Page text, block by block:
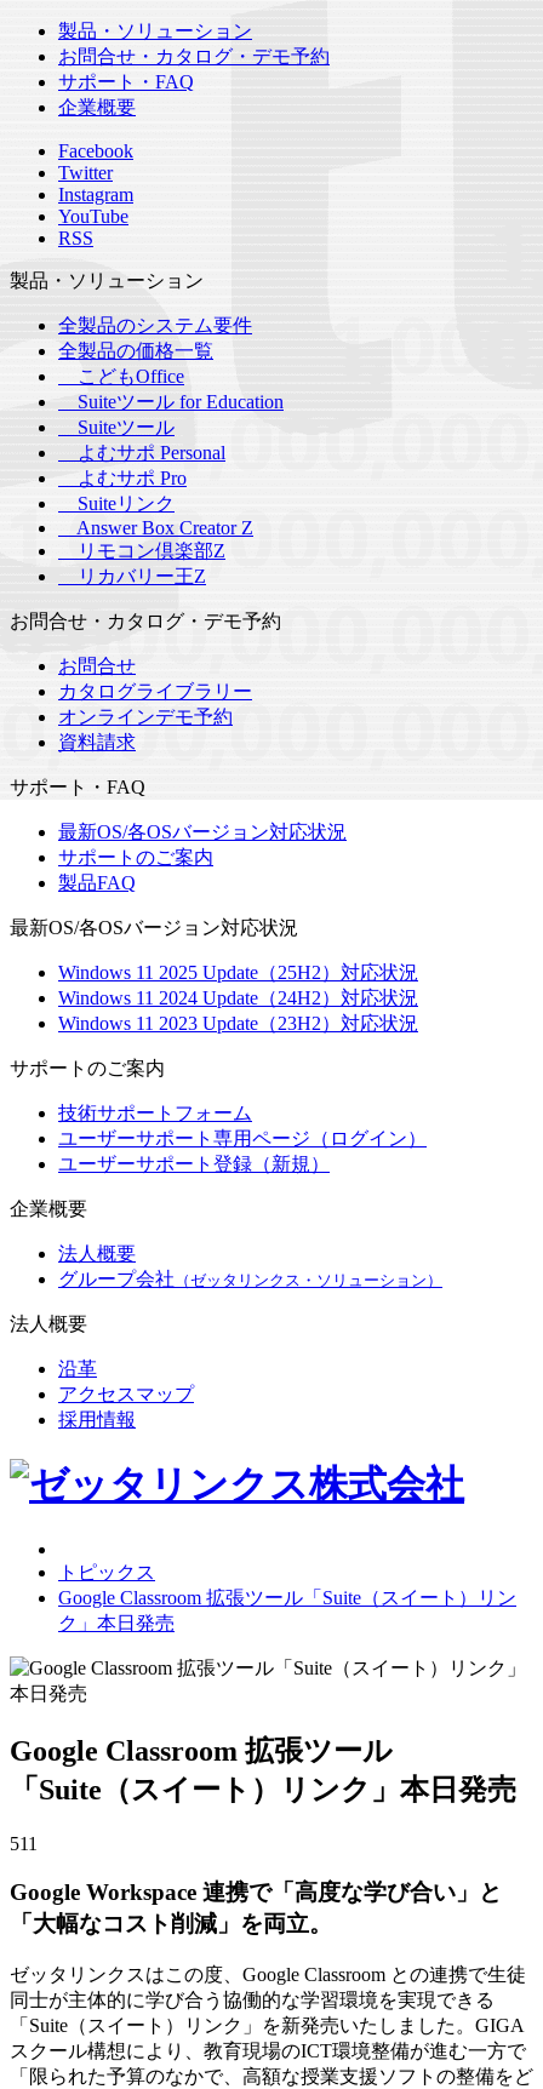
製品・ソリューション
お問合せ・カタログ・デモ予約
サポート・FAQ
企業概要
Facebook
Twitter
Instagram
YouTube
RSS
製品・ソリューション
全製品のシステム要件
全製品の価格一覧
こどもOffice
Suiteツール for Education
Suiteツール
よむサポ Personal
よむサポ Pro
Suiteリンク
Answer Box Creator Z
リモコン倶楽部Z
リカバリー王Z
お問合せ・カタログ・デモ予約
お問合せ
カタログライブラリー
オンラインデモ予約
資料請求
サポート・FAQ
最新OS/各OSバージョン対応状況
サポートのご案内
製品FAQ
最新OS/各OSバージョン対応状況
Windows 11 2025 Update（25H2）対応状況
Windows 11 2024 Update（24H2）対応状況
Windows 11 2023 Update（23H2）対応状況
サポートのご案内
技術サポートフォーム
ユーザーサポート専用ページ（ログイン）
ユーザーサポート登録（新規）
企業概要
法人概要
グループ会社 （ゼッタリンクス・ソリューション）
法人概要
沿革
アクセスマップ
採用情報
トピックス
Google Classroom 拡張ツール「Suite（スイート）リン
ク」本日発売
Google Classroom 拡張ツール
「Suite（スイート）リンク」本日発売
511
Google Workspace 連携で「高度な学び合い」と
「大幅なコスト削減」を両立。
ゼッタリンクスはこの度、Google Classroom との連携で生徒
同士が主体的に学び合う協働的な学習環境を実現できる
「Suite（スイート）リンク」を新発売いたしました。GIGA
スクール構想により、教育現場のICT環境整備が進む一方で
「限られた予算のなかで、高額な授業支援ソフトの整備をど